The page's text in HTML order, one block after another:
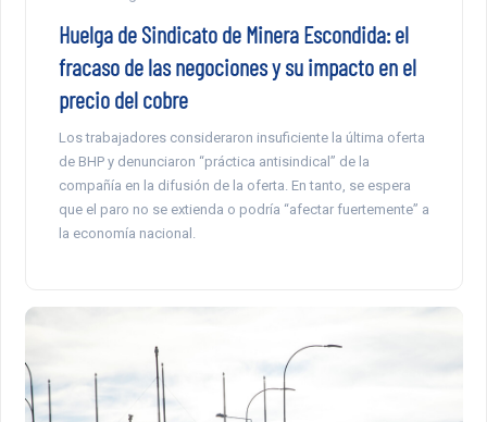
Huelga de Sindicato de Minera Escondida: el
fracaso de las negociones y su impacto en el
precio del cobre
Los trabajadores consideraron insuficiente la última oferta
de BHP y denunciaron “práctica antisindical” de la
compañía en la difusión de la oferta. En tanto, se espera
que el paro no se extienda o podría “afectar fuertemente” a
la economía nacional.